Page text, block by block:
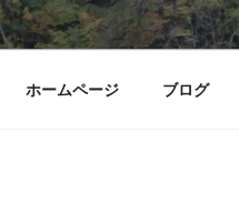
ホームページ ブログ